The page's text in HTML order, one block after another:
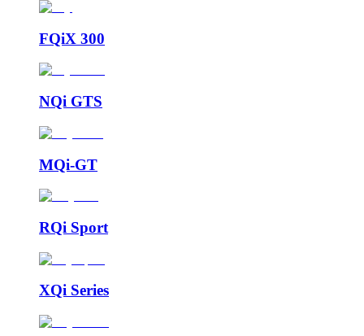
FQiX 300
NQi GTS
MQi-GT
RQi Sport
XQi Series